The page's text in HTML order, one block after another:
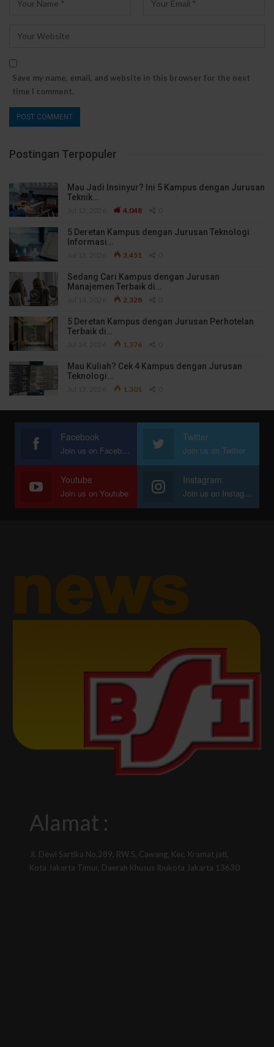
Save my name, email, and website in this browser for the next
time I comment.
Postingan Terpopuler
Mau Jadi Insinyur? Ini 5 Kampus dengan Jurusan
Teknik…
4,048
5 Deretan Kampus dengan Jurusan Teknologi
Informasi…
3,451
Sedang Cari Kampus dengan Jurusan
Manajemen Terbaik di…
2,328
5 Deretan Kampus dengan Jurusan Perhotelan
Terbaik di…
1,376
Mau Kuliah? Cek 4 Kampus dengan Jurusan
Teknologi…
1,301
Facebook
Join us on Facebook
Twitter
Join us on Twitter
Youtube
Join us on Youtube
Instagram
Join us on Instagram
Alamat :
Jl. Dewi Sartika No.289, RW.5, Cawang, Kec. Kramat jati,
Kota Jakarta Timur, Daerah Khusus Ibukota Jakarta 13630